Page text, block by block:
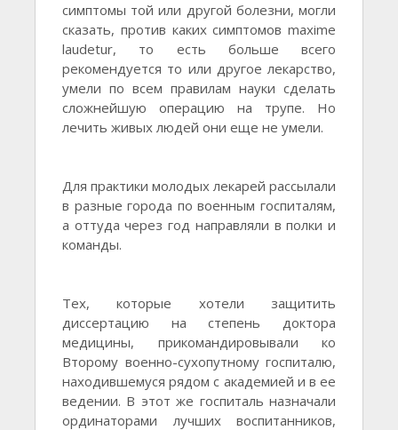
симптомы той или другой болезни, могли
сказать, против каких симптомов maxime
laudetur, то есть больше всего
рекомендуется то или другое лекарство,
умели по всем правилам науки сделать
сложнейшую операцию на трупе. Но
лечить живых людей они еще не умели.
Для практики молодых лекарей рассылали
в разные города по военным госпиталям,
а оттуда через год направляли в полки и
команды.
Тех, которые хотели защитить
диссертацию на степень доктора
медицины, прикомандировывали ко
Второму военно-сухопутному госпиталю,
находившемуся рядом с академией и в ее
ведении. В этот же госпиталь назначали
ординаторами лучших воспитанников,